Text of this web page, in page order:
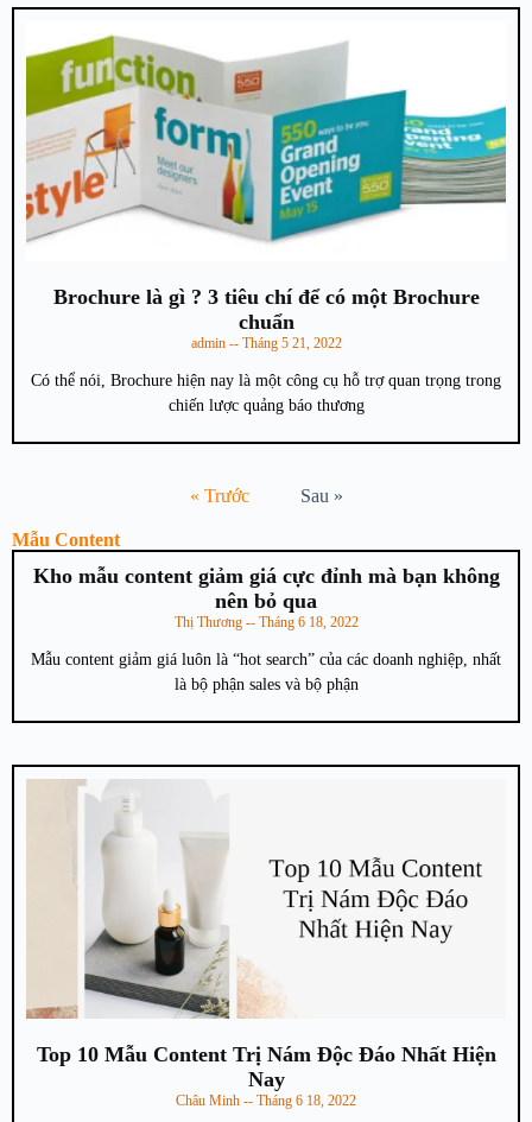
Brochure là gì ? 3 tiêu chí để có một Brochure
chuẩn
admin Tháng 5 21, 2022
Có thể nói, Brochure hiện nay là một công cụ hỗ trợ quan trọng trong
chiến lược quảng báo thương
« Trước Sau »
Mẫu Content
Kho mẫu content giảm giá cực đỉnh mà bạn không
nên bỏ qua
Thị Thương Tháng 6 18, 2022
Mẫu content giảm giá luôn là “hot search” của các doanh nghiệp, nhất
là bộ phận sales và bộ phận
Top 10 Mẫu Content Trị Nám Độc Đáo Nhất Hiện
Nay
Châu Minh Tháng 6 18, 2022